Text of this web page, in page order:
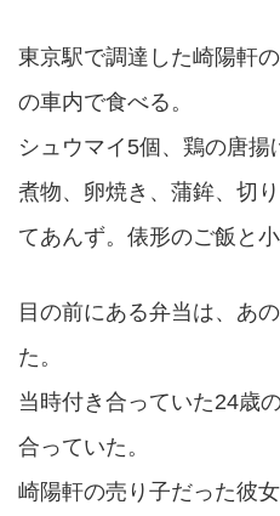
東京駅で調達した崎陽軒
の車内で食べる。
シュウマイ5個、鶏の唐
煮物、卵焼き、蒲鉾、切
てあんず。俵形のご飯と小
目の前にある弁当は、あ
た。
当時付き合っていた24歳
合っていた。
崎陽軒の売り子だった彼